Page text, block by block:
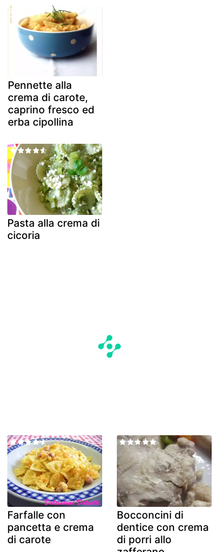
Pennette alla
crema di carote,
caprino fresco ed
erba cipollina
Pasta alla crema di
cicoria
Farfalle con
pancetta e crema
di carote
Bocconcini di
dentice con crema
di porri allo